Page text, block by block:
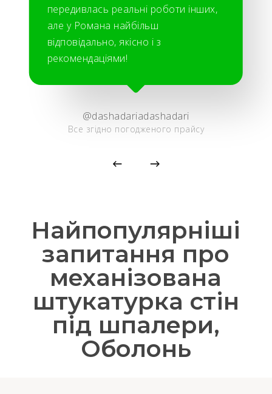
передивлась реальні роботи інших,
але у Романа найбільш
відповідально, якісно і з
рекомендаціями!
@dashadariadashadari
Все згідно погодженого прайсу
Найпопулярніші
запитання про
механізована
штукатурка стін
під шпалери,
Оболонь